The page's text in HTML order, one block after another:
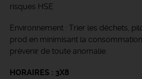
risques HSE
Environnement : Trier les déchets,
prod en minimisant la consommation
prévenir de toute anomalie.
HORAIRES : 3X8